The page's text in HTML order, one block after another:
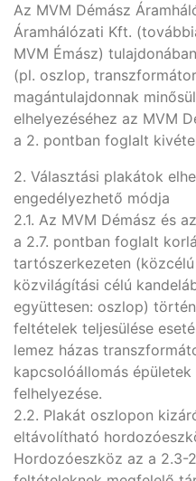
Az MVM Démász
Áramhálózati Kft.
MVM Émász)
(pl. oszlop,
magántulajdonnak
elhelyezéséhez az MVM
a 2. pontban foglalt
2. Választási plakátok
engedélyezhető módja
2.1. Az MVM Démász és
a 2.7. pontban foglalt
tartószerkezeten
közvilágítási célú
együttesen: oszlop)
feltételek teljesülése
lemez házas
kapcsolóállomás
felhelyezése.
2.2. Plakát oszlopon
eltávolítható
Hordozóeszköz az a 2.3-